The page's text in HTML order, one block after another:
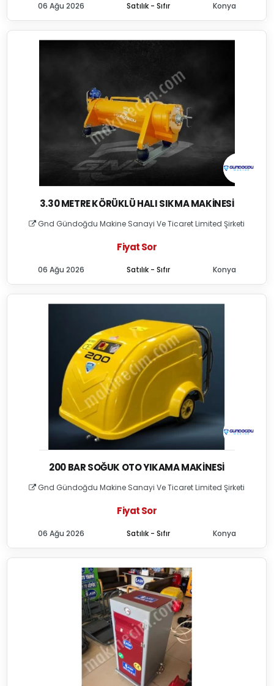
Satılık - Sıfır
06 Ağu 2026 Konya
3.30 METRE KÖRÜKLÜ HALI SIKMA MAKINESI
Gnd Gündoğdu Makine Sanayi Ve Ticaret Limited Şirketi
Fiyat Sor
Satılık - Sıfır
06 Ağu 2026 Konya
200 BAR SOĞUK OTO YIKAMA MAKINESI
Gnd Gündoğdu Makine Sanayi Ve Ticaret Limited Şirketi
Fiyat Sor
Satılık - Sıfır
06 Ağu 2026 Konya